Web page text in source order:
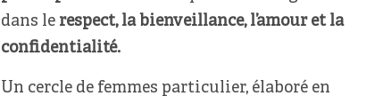
dans le respect, la bienveillance, l’amour et la
confidentialité.
Un cercle de femmes particulier, élaboré en